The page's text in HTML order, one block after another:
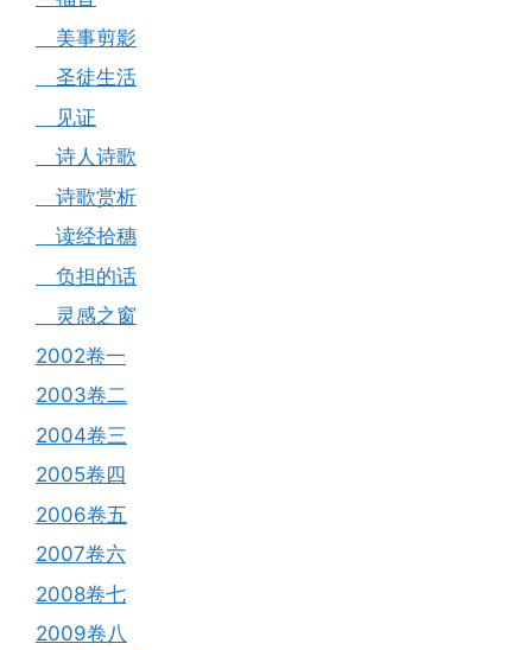
美事剪影
圣徒生活
见证
诗人诗歌
诗歌赏析
读经拾穗
负担的话
灵感之窗
2002卷一
2003卷二
2004卷三
2005卷四
2006卷五
2007卷六
2008卷七
2009卷八